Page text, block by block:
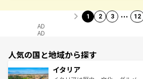
1 2 3 … 12
AD
AD
人気の国と地域から探す
イタリア